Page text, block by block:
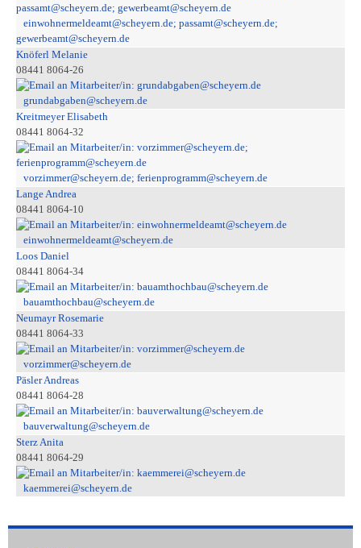
einwohnermeldeamt@scheyern.de; passamt@scheyern.de;
gewerbeamt@scheyern.de
Knöferl Melanie
08441 8064-26
grundabgaben@scheyern.de
Kreitmeyer Elisabeth
08441 8064-32
vorzimmer@scheyern.de; ferienprogramm@scheyern.de
Lange Andrea
08441 8064-10
einwohnermeldeamt@scheyern.de
Loos Daniel
08441 8064-34
bauamthochbau@scheyern.de
Neumayr Rosemarie
08441 8064-33
vorzimmer@scheyern.de
Päsler Andreas
08441 8064-28
bauverwaltung@scheyern.de
Sterz Anita
08441 8064-29
kaemmerei@scheyern.de